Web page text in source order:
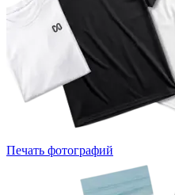
Печать фотографий